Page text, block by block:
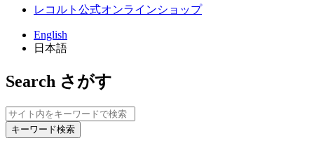
レコルト公式オンラインショップ
English
日本語
Search さがす
キーワード検索